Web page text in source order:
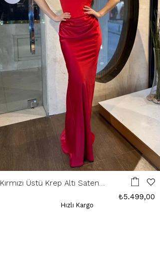
Kırmızı Üstü Krep Altı Saten
₺5.499,00
Hızlı Kargo